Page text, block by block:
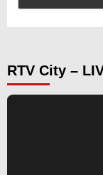
RTV City –